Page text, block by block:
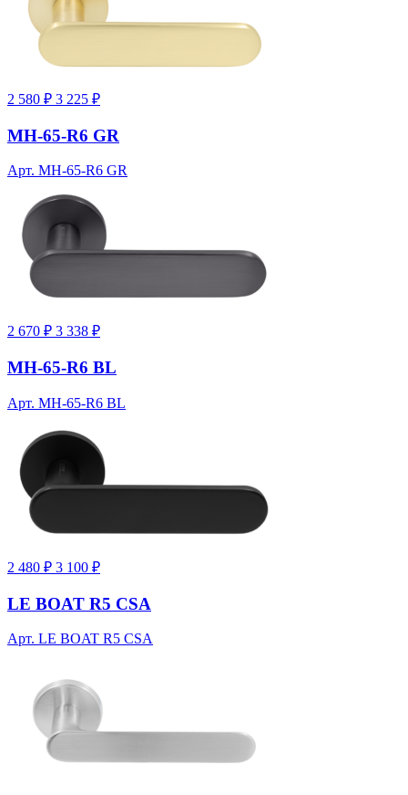
2 580 ₽ 3 225 ₽
MH-65-R6 GR
Арт. MH-65-R6 GR
2 670 ₽ 3 338 ₽
MH-65-R6 BL
Арт. MH-65-R6 BL
2 480 ₽ 3 100 ₽
LE BOAT R5 CSA
Арт. LE BOAT R5 CSA